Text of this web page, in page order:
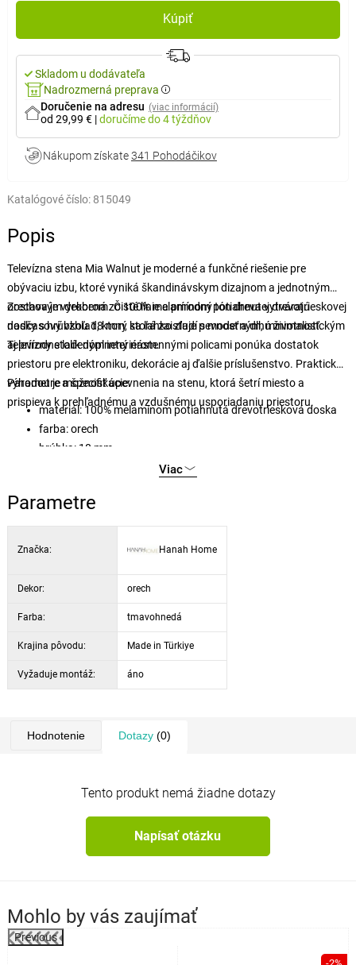
Kúpiť
Skladom u dodávateľa
Nadrozmerná preprava
Doručenie na adresu (viac informácií)
od 29,99 € |doručímedo 4 týždňov
Nákupom získate341 Pohodáčikov
Katalógové číslo: 815049
Popis
Televízna stena Mia Walnut je moderné a funkčné riešenie pre
obývaciu izbu, ktoré vyniká škandinávskym dizajnom a jednotným
orechovým dekorom. Čisté línie a prírodný tón dreva vytvárajú
nadčasový vzhľad, ktorý sa ľahko zladí s moderným, minimalistickým
aj prírodne ladeným interiérom.
Zostava je vyrobená zo 100% melamínom potiahnutej drevotrieskovej
dosky s hrúbkou 18 mm, ktorá zaisťuje pevnosť a dlhú životnosť.
Televízny stolík doplnený nástennými policami ponúka dostatok
priestoru pre elektroniku, dekorácie aj ďalšie príslušenstvo. Praktickou
výhodou je možnosť upevnenia na stenu, ktorá šetrí miesto a
prispieva k prehľadnému a vzdušnému usporiadaniu priestoru.
Parametre a špecifikácie:
materiál: 100% melamínom potiahnutá drevotriesková doska
farba: orech
hrúbka: 18 mm
rozmery TV stolíka: 180 × 48,6 × 35 cm
ks)
Viac
Parametre
Značka: Hanah Home
Dekor: orech
Farba: tmavohnedá
Krajina pôvodu: Made in Türkiye
Vyžaduje montáž: áno
Hodnotenie Dotazy(0)
Tento produkt nemá žiadne dotazy
Napísať otázku
Mohlo by vás zaujímať
Previous